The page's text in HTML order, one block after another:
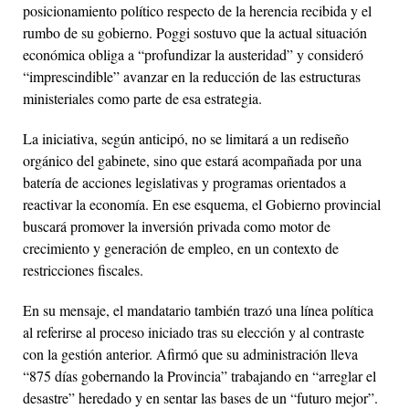
posicionamiento político respecto de la herencia recibida y el
rumbo de su gobierno. Poggi sostuvo que la actual situación
económica obliga a “profundizar la austeridad” y consideró
“imprescindible” avanzar en la reducción de las estructuras
ministeriales como parte de esa estrategia.
La iniciativa, según anticipó, no se limitará a un rediseño
orgánico del gabinete, sino que estará acompañada por una
batería de acciones legislativas y programas orientados a
reactivar la economía. En ese esquema, el Gobierno provincial
buscará promover la inversión privada como motor de
crecimiento y generación de empleo, en un contexto de
restricciones fiscales.
En su mensaje, el mandatario también trazó una línea política
al referirse al proceso iniciado tras su elección y al contraste
con la gestión anterior. Afirmó que su administración lleva
“875 días gobernando la Provincia” trabajando en “arreglar el
desastre” heredado y en sentar las bases de un “futuro mejor”.